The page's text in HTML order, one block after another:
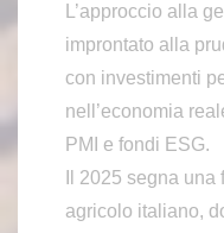
L’approccio alla
improntato alla
con investimenti
nell’economia
PMI e fondi ESG.
Il 2025 segna
agricolo italiano,